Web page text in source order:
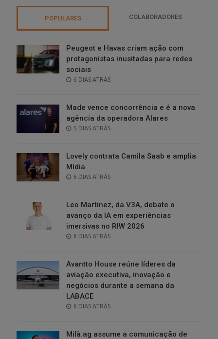
POPULARES COLABORADORES
Peugeot e Havas criam ação com
protagonistas inusitadas para redes
sociais
POSTED
6 DIAS ATRÁS
Made vence concorrência e é a nova
agência da operadora Alares
POSTED
5 DIAS ATRÁS
Lovely contrata Camila Saab e amplia
Mídia
POSTED
6 DIAS ATRÁS
Leo Martinez, da V3A, debate o
avanço da IA em experiências
imersivas no RIW 2026
POSTED
6 DIAS ATRÁS
Avantto House reúne líderes da
aviação executiva, inovação e
negócios durante a semana da
LABACE
POSTED
6 DIAS ATRÁS
Milà.ag assume a comunicação de